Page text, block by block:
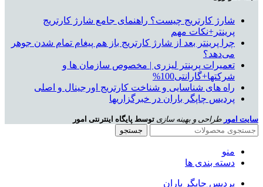
شارژ کارتریج چیست؟ راهنمای جامع شارژ کارتریج
پرینتر+نکات مهم
چرا پرینتر بعد از شارژ کارتریج باز هم پیغام تمام شدن جوهر
می‌دهد؟
تعمیرات پرینتر لیزری | مخصوص سازمان ها و
شرکتها+گارانتی100%
راه های شناسایی و شناخت کارتریج اورجینال و اصلی
پردیس چاپگر باران در خبرگزاریها
سایت امور طراحی و بهینه سازی توسط پایگاه اینترنتی امور
جستجو
منو
دسته بندی ها
پردیس چاپگر باران